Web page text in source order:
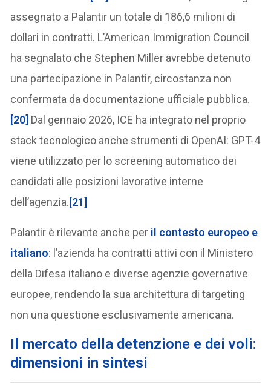
assegnato a Palantir un totale di 186,6 milioni di
dollari in contratti. L’American Immigration Council
ha segnalato che Stephen Miller avrebbe detenuto
una partecipazione in Palantir, circostanza non
confermata da documentazione ufficiale pubblica.
[20] Dal gennaio 2026, ICE ha integrato nel proprio
stack tecnologico anche strumenti di OpenAI: GPT-4
viene utilizzato per lo screening automatico dei
candidati alle posizioni lavorative interne
dell’agenzia.[21]
Palantir è rilevante anche per il contesto europeo e
italiano: l’azienda ha contratti attivi con il Ministero
della Difesa italiano e diverse agenzie governative
europee, rendendo la sua architettura di targeting
non una questione esclusivamente americana.
Il mercato della detenzione e dei voli:
dimensioni in sintesi